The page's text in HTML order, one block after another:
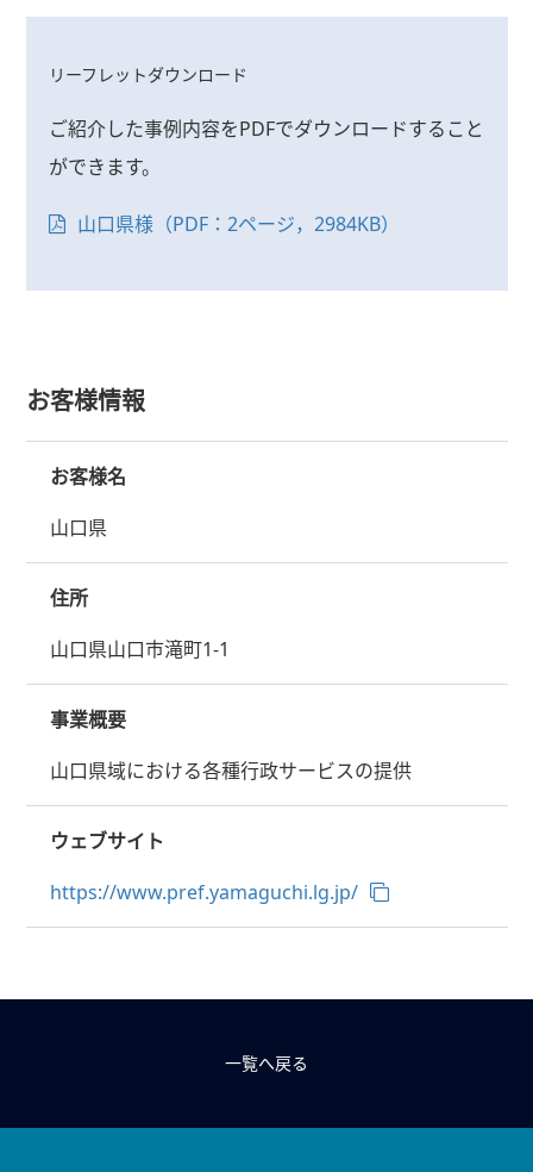
リーフレットダウンロード
ご紹介した事例内容をPDFでダウンロードすること
ができます。
山口県様（PDF：2ページ，2984KB）
お客様情報
お客様名
山口県
住所
山口県山口市滝町1-1
事業概要
山口県域における各種行政サービスの提供
ウェブサイト
https://www.pref.yamaguchi.lg.jp/
一覧へ戻る